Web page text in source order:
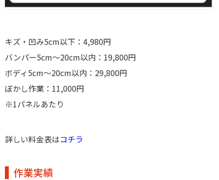
キズ・凹み5cm以下：4,980円
バンパー5cm〜20cm以内：19,800円
ボディ5cm〜20cm以内：29,800円
ぼかし作業：11,000円
※1パネルあたり
詳しい料金表はコチラ
作業実績